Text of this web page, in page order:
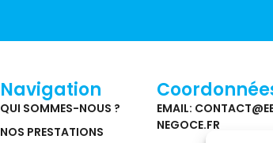
Navigation
QUI SOMMES-NOUS ?
NOS PRESTATIONS
EMAIL:
NEGOCE.FR